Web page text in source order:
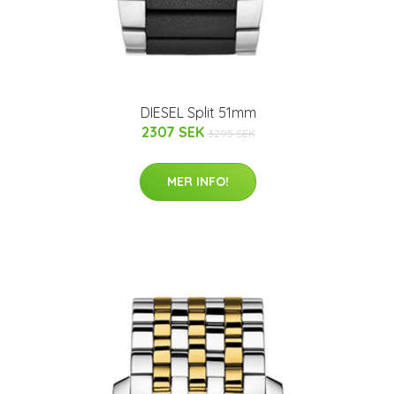
DIESEL Split 51mm
2307 SEK 3295 SEK
MER INFO!